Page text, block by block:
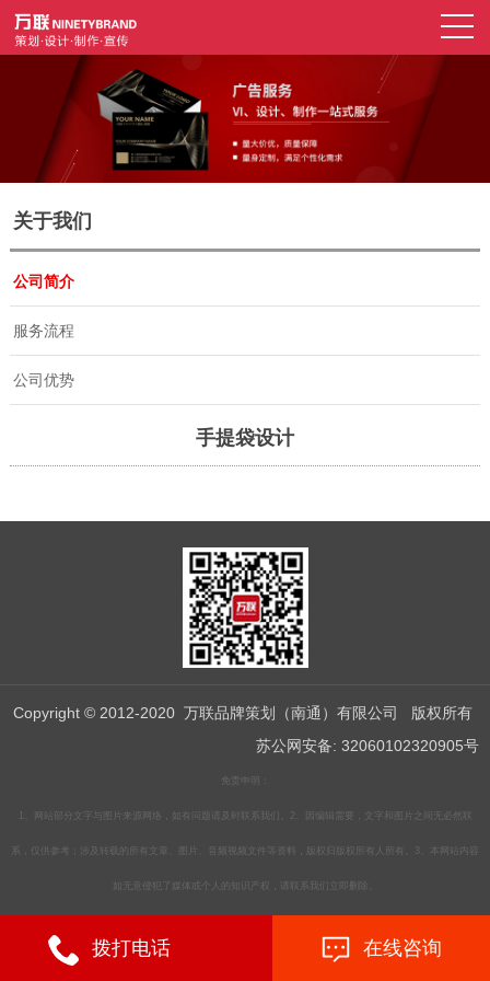
关于我们
公司简介
服务流程
公司优势
手提袋设计
Copyright © 2012-2020 万联品牌策划（南通）有限公司 版权所有
苏公网安备: 32060102320905号
免责申明：
1、网站部分文字与图片来源网络，如有问题请及时联系我们。2、因编辑需要，文字和图片之间无必然联
系，仅供参考；涉及转载的所有文章、图片、音频视频文件等资料，版权归版权所有人所有。3、本网站内容
如无意侵犯了媒体或个人的知识产权，请联系我们立即删除。
苏ICP备19012859号-2
拨打电话 在线咨询